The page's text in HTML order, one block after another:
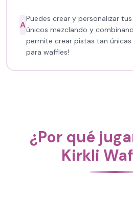
A
Puedes crear y personalizar
únicos mezclando y
permite crear pistas tan
para waffles!
¿Por qué
Kirkli